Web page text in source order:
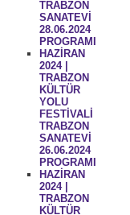
TRABZON
SANATEVİ
28.06.2024
PROGRAMI
HAZİRAN
2024 |
TRABZON
KÜLTÜR
YOLU
FESTİVALİ
TRABZON
SANATEVİ
26.06.2024
PROGRAMI
HAZİRAN
2024 |
TRABZON
KÜLTÜR